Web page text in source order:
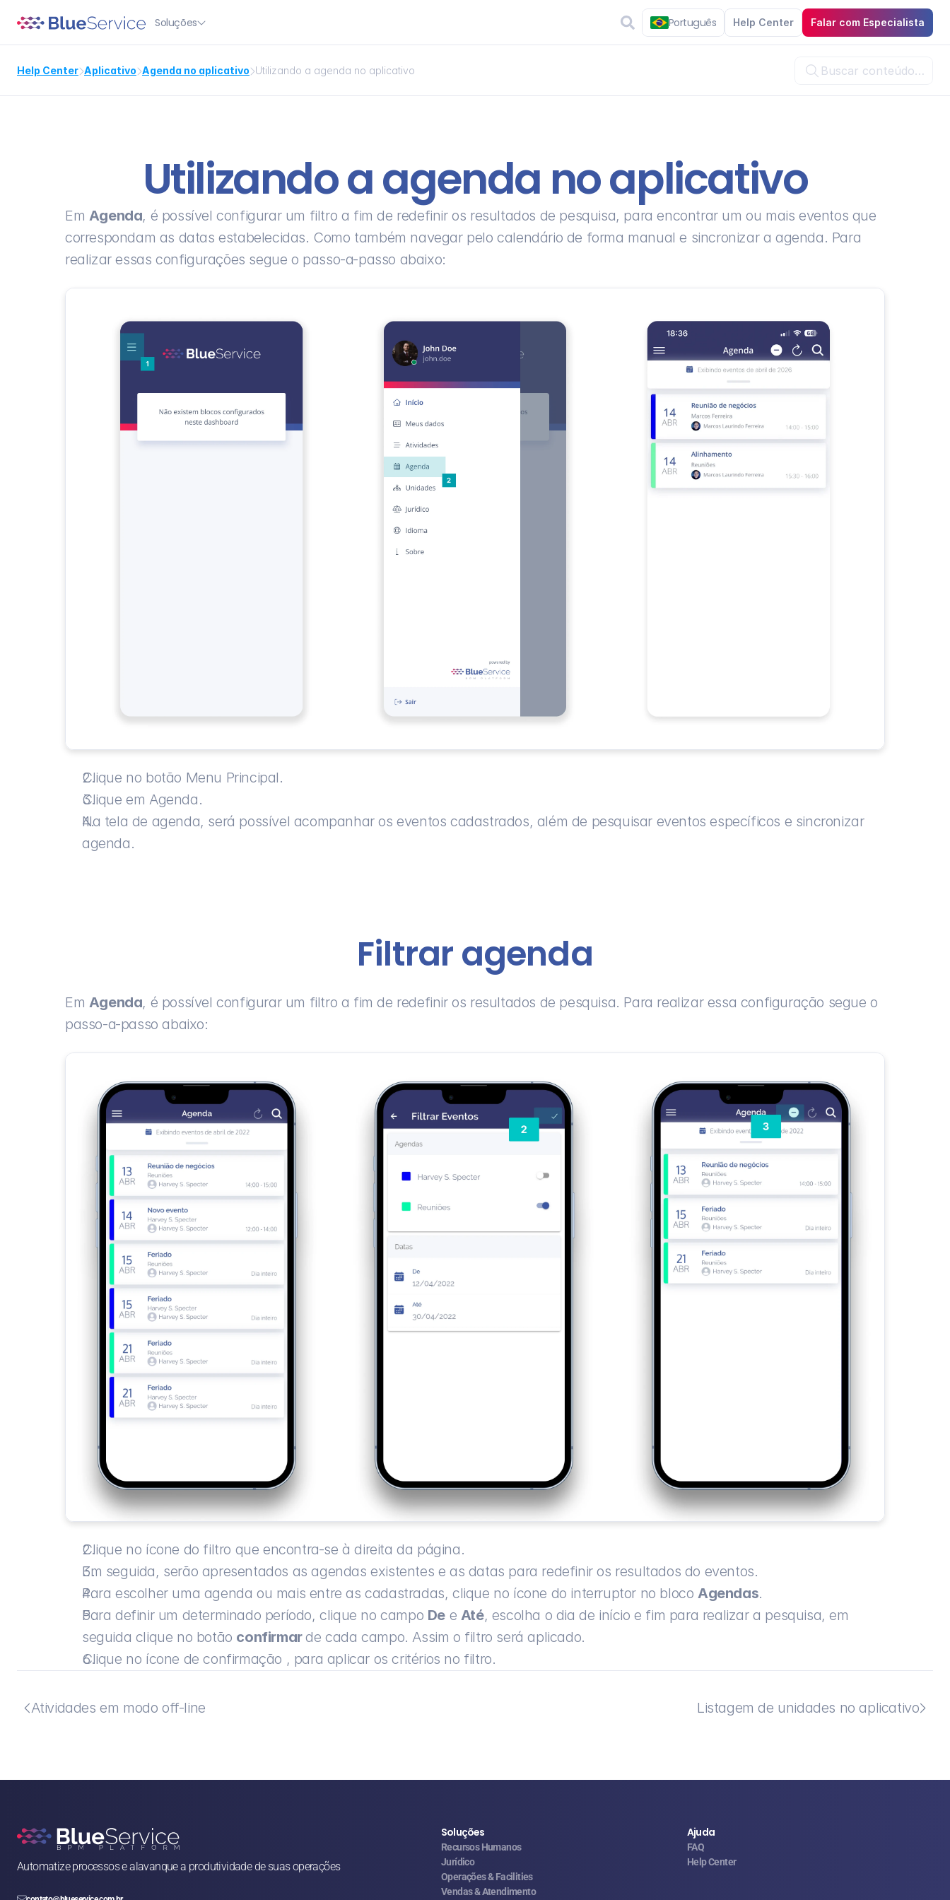
Soluções Português Help Center Falar com Especialista
Help CenterAplicativoAgenda no aplicativoUtilizando a agenda no aplicativo  Buscar conteúdo…
Utilizando a agenda no aplicativo
Em Agenda, é possível configurar um filtro a fim de redefinir os resultados de pesquisa, para encontrar um ou mais eventos que
correspondam as datas estabelecidas. Como também navegar pelo calendário de forma manual e sincronizar a agenda. Para
realizar essas configurações segue o passo-a-passo abaixo:
Clique no botão Menu Principal.
Clique em Agenda.
Na tela de agenda, será possível acompanhar os eventos cadastrados, além de pesquisar eventos específicos e sincronizar
agenda.
Filtrar agenda
Em Agenda, é possível configurar um filtro a fim de redefinir os resultados de pesquisa. Para realizar essa configuração segue o
passo-a-passo abaixo:
Clique no ícone do filtro que encontra-se à direita da página.
Em seguida, serão apresentados as agendas existentes e as datas para redefinir os resultados do eventos.
Para escolher uma agenda ou mais entre as cadastradas, clique no ícone do interruptor no bloco Agendas.
Para definir um determinado período, clique no campo De e Até, escolha o dia de início e fim para realizar a pesquisa, em
seguida clique no botão confirmar de cada campo. Assim o filtro será aplicado.
Clique no ícone de confirmação , para aplicar os critérios no filtro.
Atividades em modo off-line Listagem de unidades no aplicativo
Automatize processos e alavanque a produtividade de suas operações
Soluções
Recursos Humanos
Jurídico
Operações & Facilities
Vendas & Atendimento
Ajuda
FAQ
Help Center